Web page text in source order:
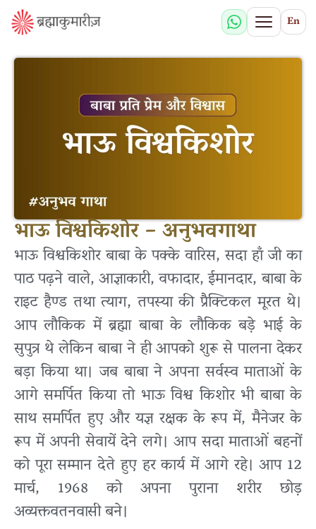
En
भाऊ विश्वकिशोर – अनुभवगाथा
भाऊ विश्वकिशोर बाबा के पक्के वारिस, सदा हाँ जी का
पाठ पढ़ने वाले, आज्ञाकारी, वफादार, ईमानदार, बाबा के
राइट हैण्ड तथा त्याग, तपस्या की प्रैक्टिकल मूरत थे।
आप लौकिक में ब्रह्मा बाबा के लौकिक बड़े भाई के
सुपुत्र थे लेकिन बाबा ने ही आपको शुरू से पालना देकर
बड़ा किया था। जब बाबा ने अपना सर्वस्व माताओं के
आगे समर्पित किया तो भाऊ विश्व किशोर भी बाबा के
साथ समर्पित हुए और यज्ञ रक्षक के रूप में, मैनेजर के
रूप में अपनी सेवायें देने लगे। आप सदा माताओं बहनों
को पूरा सम्मान देते हुए हर कार्य में आगे रहे। आप 12
मार्च, 1968 को अपना पुराना शरीर छोड़
अव्यक्तवतनवासी बने।